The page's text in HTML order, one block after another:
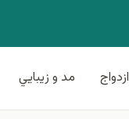
ازدواج مد و زيبايي